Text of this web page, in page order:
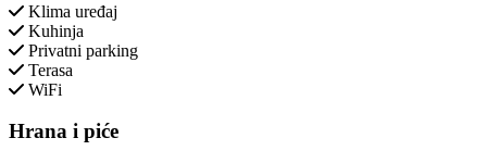
Klima uređaj
Kuhinja
Privatni parking
Terasa
WiFi
Hrana i piće